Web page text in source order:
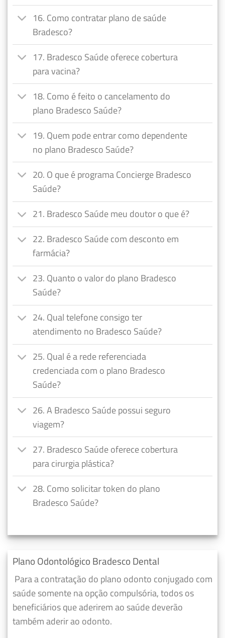
16. Como contratar plano de saúde
Bradesco?
17. Bradesco Saúde oferece cobertura
para vacina?
18. Como é feito o cancelamento do
plano Bradesco Saúde?
19. Quem pode entrar como dependente
no plano Bradesco Saúde?
20. O que é programa Concierge Bradesco
Saúde?
21. Bradesco Saúde meu doutor o que é?
22. Bradesco Saúde com desconto em
farmácia?
23. Quanto o valor do plano Bradesco
Saúde?
24. Qual telefone consigo ter
atendimento no Bradesco Saúde?
25. Qual é a rede referenciada
credenciada com o plano Bradesco
Saúde?
26. A Bradesco Saúde possui seguro
viagem?
27. Bradesco Saúde oferece cobertura
para cirurgia plástica?
28. Como solicitar token do plano
Bradesco Saúde?
Plano Odontológico Bradesco Dental
Para a contratação do plano odonto conjugado com
saúde somente na opção compulsória, todos os
beneficiários que aderirem ao saúde deverão
também aderir ao odonto.